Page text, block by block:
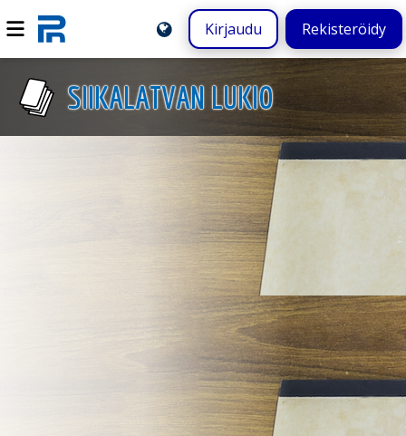
Kirjaudu Rekisteröidy
SIIKALATVAN LUKIO